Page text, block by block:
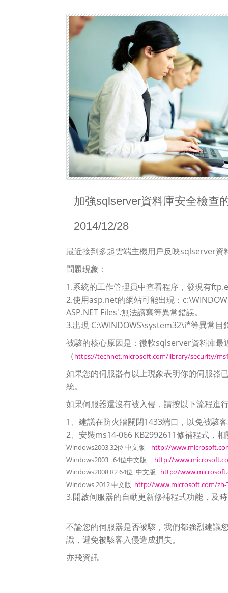
加強sqlserver資料庫安全檢查
2014/12/28
最近接到多起雲端主機用戶反映sqlserver資
問題現象：
1.系統的工作管理員中查看程序，發現有
2.使用asp.net的網站可能出現：
ASP.NET Files'.無法讀寫等異常錯誤。
3.出現 C:\WINDOWS\system32\i*等異常目
被駭的核心原因是：微軟sqlserver資料庫最
（https://technet.microsoft.com/library/security/
如果您的伺服器有以上現象表明你的伺服器
統。
如果伺服器還沒有被入侵，請按以下流程進
1、建議在防火牆關閉1433端口，以免被駭
2、安裝ms14-066 KB2992611修補程式，
Windows2003 32位 中文版 http://
Windows2003 64位中文版 http://
Windows2008 R2 64位 中文版 http://
Windows 2012 中文版 http://www.microsoft.com/zh-
3.開啟伺服器的自動更新修補程式功能，及
不論您的伺服器是否被駭，我們都強烈建議
識，避免被駭客入侵造成損失。
亦飛資訊